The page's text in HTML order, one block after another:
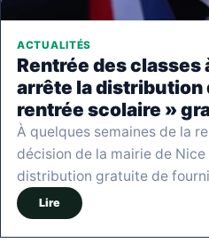
ACTUALITÉS
Rentrée des classes
arrête la distribution
rentrée scolaire »
À quelques semaines de la
décision de la mairie de
distribution gratuite de
Lire